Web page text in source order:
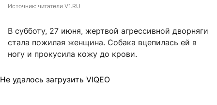
Источник: читатели V1.RU
В субботу, 27 июня, жертвой агрессивной дворняги
стала пожилая женщина. Собака вцепилась ей в
ногу и прокусила кожу до крови.
Не удалось загрузить VIQEO